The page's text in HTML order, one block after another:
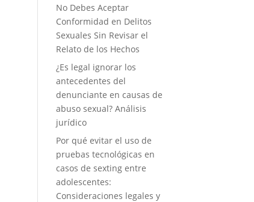
No Debes Aceptar
Conformidad en Delitos
Sexuales Sin Revisar el
Relato de los Hechos
¿Es legal ignorar los
antecedentes del
denunciante en causas de
abuso sexual? Análisis
jurídico
Por qué evitar el uso de
pruebas tecnológicas en
casos de sexting entre
adolescentes:
Consideraciones legales y